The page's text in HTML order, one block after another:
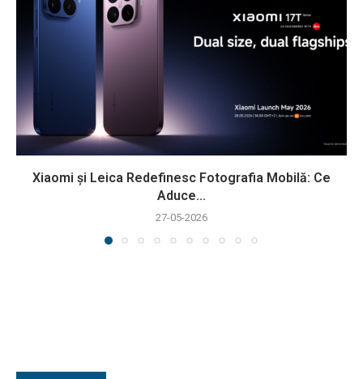
Xiaomi și Leica Redefinesc Fotografia Mobilă: Ce
Aduce...
27-05-2026